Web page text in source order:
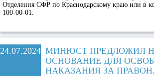
Отделения СФР по Краснодарскому краю или в
100-00-01.
24.07.2024 МИНЮСТ ПРЕДЛОЖИЛ
ОСНОВАНИЕ ДЛЯ
НАКАЗАНИЯ ЗА